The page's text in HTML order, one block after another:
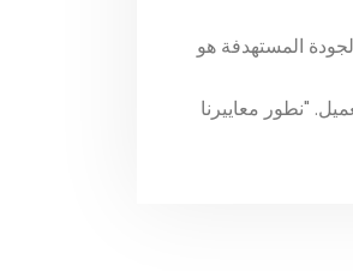
المستهدفة هو
"نطور معاييرنا